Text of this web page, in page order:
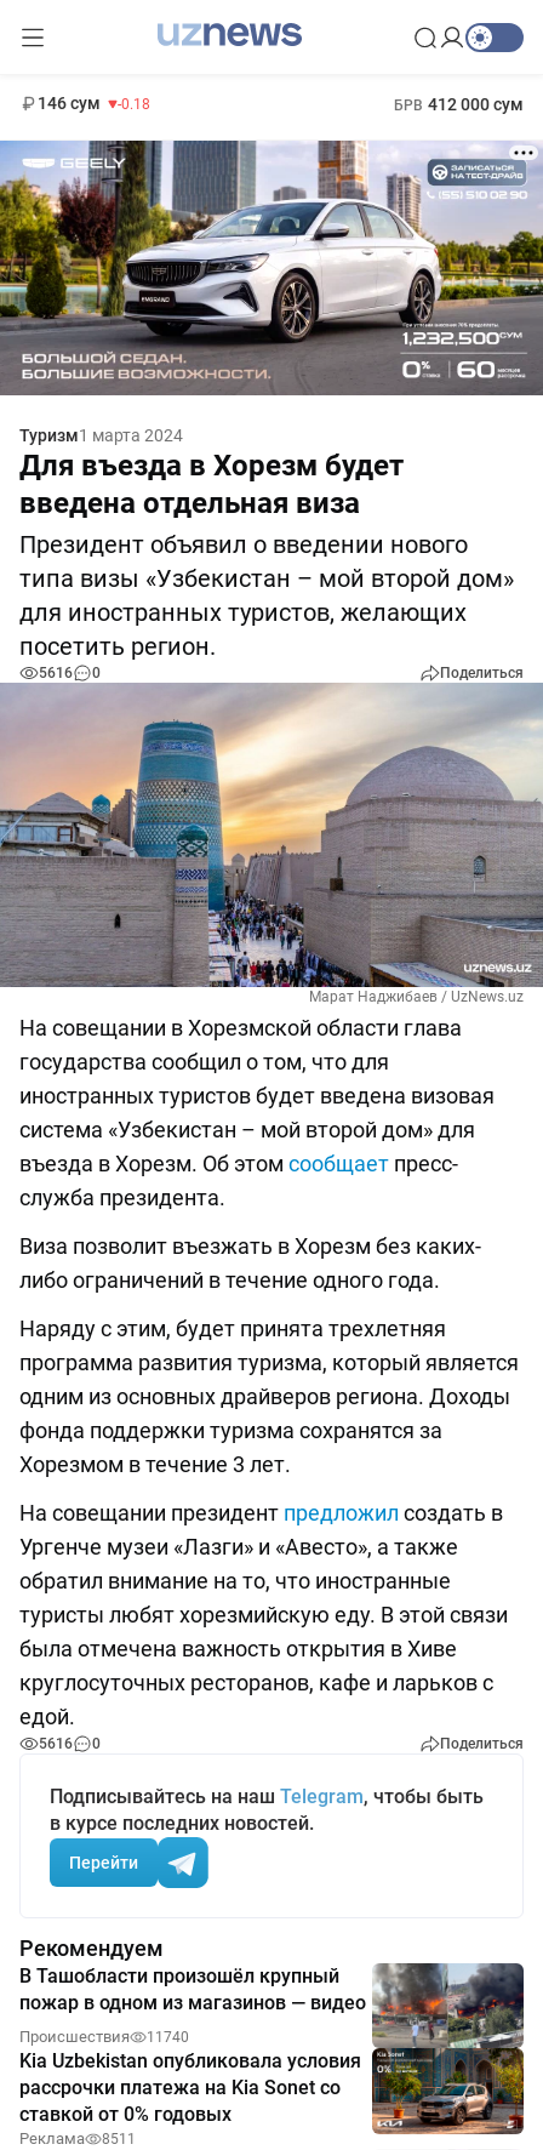
146 сум -0.18 БРВ 412 000 сум
Туризм1 марта 2024
Для въезда в Хорезм будет
введена отдельная виза
Президент объявил о введении нового
типа визы «Узбекистан – мой второй дом»
для иностранных туристов, желающих
посетить регион.
5616 0 Поделиться
Марат Наджибаев / UzNews.uz
На совещании в Хорезмской области глава
государства сообщил о том, что для
иностранных туристов будет введена визовая
система «Узбекистан – мой второй дом» для
въезда в Хорезм. Об этом сообщает пресс-
служба президента.
Виза позволит въезжать в Хорезм без каких-
либо ограничений в течение одного года.
Наряду с этим, будет принята трехлетняя
программа развития туризма, который является
одним из основных драйверов региона. Доходы
фонда поддержки туризма сохранятся за
Хорезмом в течение 3 лет.
На совещании президент предложил создать в
Ургенче музеи «Лазги» и «Авесто», а также
обратил внимание на то, что иностранные
туристы любят хорезмийскую еду. В этой связи
была отмечена важность открытия в Хиве
круглосуточных ресторанов, кафе и ларьков с
едой.
5616 0 Поделиться
Подписывайтесь на наш Telegram, чтобы быть
в курсе последних новостей.
Перейти
Рекомендуем
В Ташобласти произошёл крупный
пожар в одном из магазинов — видео
Происшествия 11740
Kia Uzbekistan опубликовала условия
рассрочки платежа на Kia Sonet со
ставкой от 0% годовых
Реклама 8511